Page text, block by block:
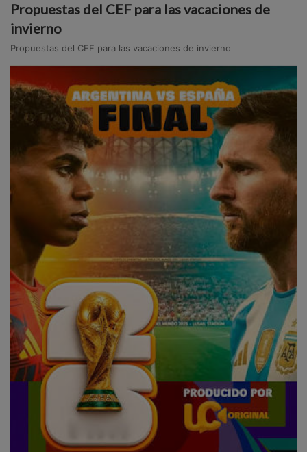
Propuestas del CEF para las vacaciones de
invierno
Propuestas del CEF para las vacaciones de invierno